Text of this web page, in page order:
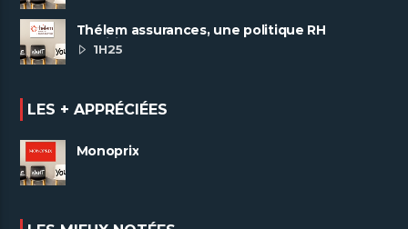
Thélem assurances, une politique RH
ambitieuse
1H25
LES + APPRÉCIÉES
Monoprix